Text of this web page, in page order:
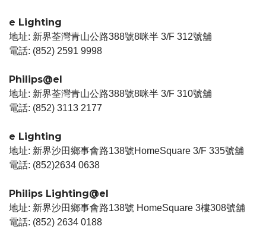
e Lighting
地址: 新界荃灣青山公路388號8咪半 3/F 312號舖
電話: (852) 2591 9998
Philips@el
地址: 新界荃灣青山公路388號8咪半 3/F 310號舖
電話: (852) 3113 2177
e Lighting
地址: 新界沙田鄉事會路138號HomeSquare 3/F 335號舖
電話: (852)2634 0638
Philips Lighting@el
地址: 新界沙田鄉事會路138號 HomeSquare 3樓308號舖
電話: (852) 2634 0188